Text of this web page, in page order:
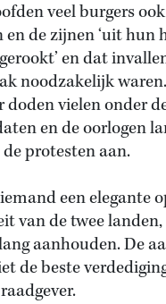
veel burgers
de zijnen ‘uit hun
en dat
noodzakelijk
doden vielen onder
en de oorlogen
protesten aan.
een elegante
van de twee landen,
aanhouden. De
de beste